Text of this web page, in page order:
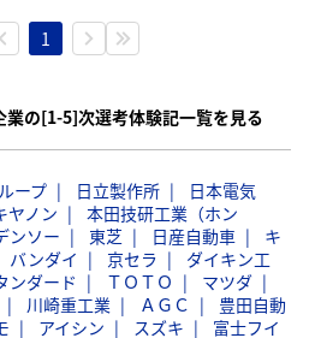
1
の[1-5]次選考体験記一覧を見る
ープ 日立製作所
日本電気
ヤノン
本田技研工業（ホン
ンソー 東芝 日産自動車
キ
バンダイ 京セラ
ダイキン工
ンダード ＴＯＴＯ
マツダ
川崎重工業 ＡＧＣ
豊田自動
アイシン スズキ 富士フイ